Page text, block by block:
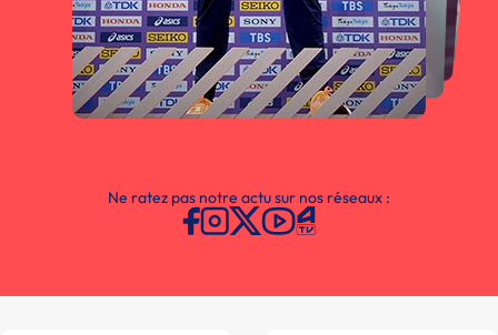
Ne ratez pas notre actu sur nos réseaux :